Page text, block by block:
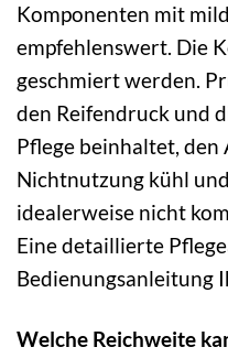
Komponenten mit
empfehlenswert. Die
geschmiert werden.
den Reifendruck und
Pflege beinhaltet,
Nichtnutzung kühl
idealerweise nicht
Eine detaillierte
Bedienungsanleitung
Welche Reichweite